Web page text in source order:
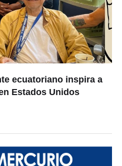
ecuatoriano inspira a
Estados Unidos